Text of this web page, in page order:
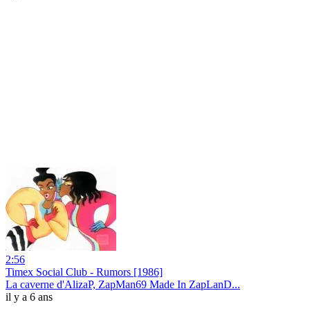
2:56
Timex Social Club - Rumors [1986]
La caverne d'AlizaP, ZapMan69 Made In ZapLanD...
il y a 6 ans